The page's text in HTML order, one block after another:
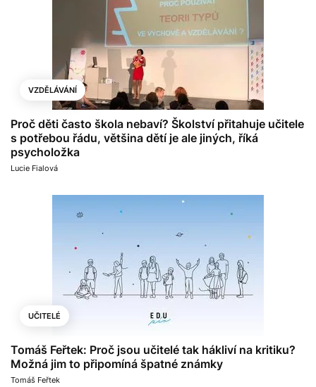
VZDĚLÁVÁNÍ
Proč děti často škola nebaví? Školství přitahuje učitele
s potřebou řádu, většina dětí je ale jiných, říká
psycholožka
Lucie Fialová
UČITELÉ
Tomáš Feřtek: Proč jsou učitelé tak hákliví na kritiku?
Možná jim to připomíná špatné známky
Tomáš Feřtek